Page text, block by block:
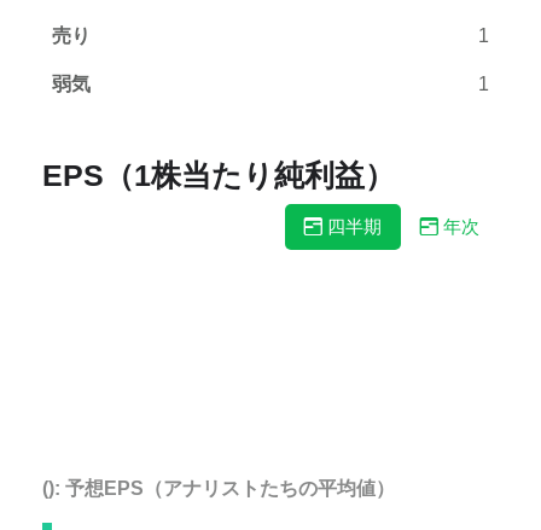
売り 1
弱気 1
EPS（1株当たり純利益）
四半期 年次
(): 予想EPS（アナリストたちの平均値）